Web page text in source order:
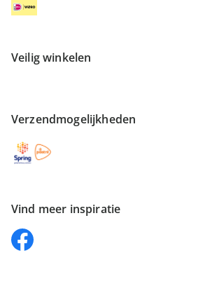
Veilig winkelen
Verzendmogelijkheden
Vind meer inspiratie